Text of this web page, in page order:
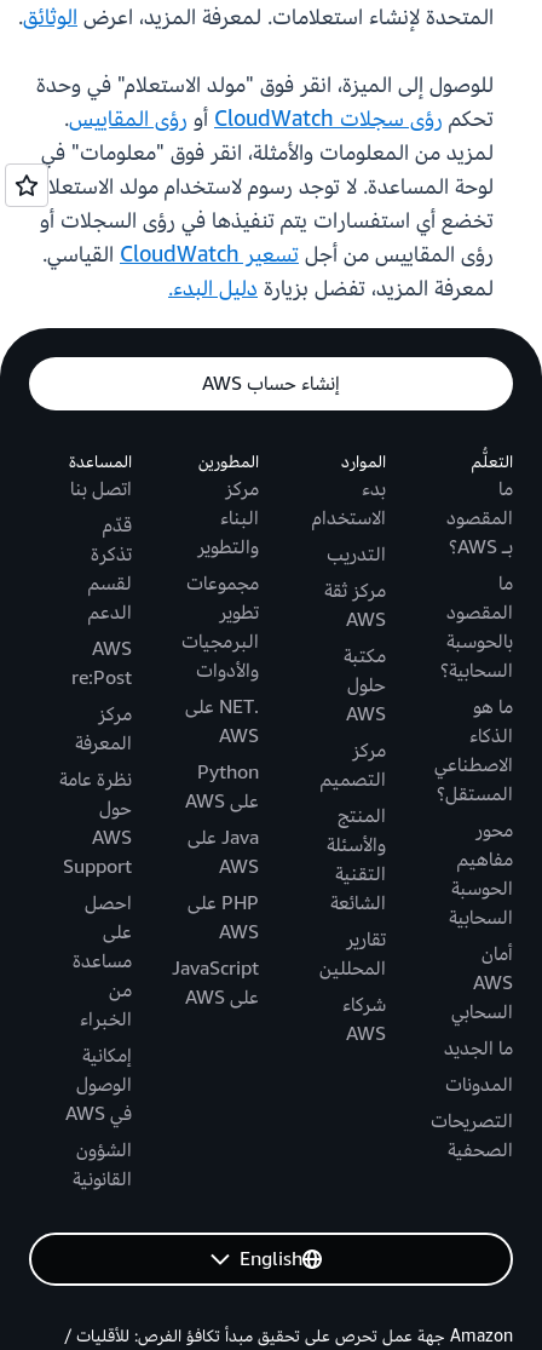
المتحدة لإنشاء استعلامات. لمعرفة المزيد، اعرضالوثائق.
للوصول إلى الميزة، انقر فوق "مولد الاستعلام" في وحدة
تحكم رؤى سجلات CloudWatch أو رؤى المقاييس.
لمزيد من المعلومات والأمثلة، انقر فوق "معلومات" في
لوحة المساعدة. لا توجد رسوم لاستخدام مولد الاستعلام.
تخضع أي استفسارات يتم تنفيذها في رؤى السجلات أو
رؤى المقاييس من أجلتسعير CloudWatch
القياسي.
لمعرفة المزيد، تفضل بزيارةدليل البدء.
إنشاء حساب AWS
التعلُّم
ما
المقصود
بـ AWS؟
ما
المقصود
بالحوسبة
السحابية؟
ما هو
الذكاء
الاصطناعي
المستقل؟
محور
مفاهيم
الحوسبة
السحابية
أمان
AWS
السحابي
ما الجديد
المدونات
التصريحات
الصحفية
الموارد
بدء
الاستخدام
التدريب
مركز ثقة
AWS
مكتبة
حلول
AWS
مركز
التصميم
المنتج
والأسئلة
التقنية
الشائعة
تقارير
المحللين
شركاء
AWS
المطورين
مركز
البناء
والتطوير
مجموعات
تطوير
البرمجيات
والأدوات
.NET على
AWS
Python
على AWS
Java على
AWS
PHP على
AWS
JavaScript
على AWS
المساعدة
اتصل بنا
قدّم
تذكرة
لقسم
الدعم
AWS
re:Post
مركز
المعرفة
نظرة عامة
حول
AWS
Support
احصل
على
مساعدة
من
الخبراء
إمكانية
الوصول
في AWS
الشؤون
القانونية
English
Amazon جهة عمل تحرص على تحقيق مبدأ تكافؤ الفرص: للأقليات /